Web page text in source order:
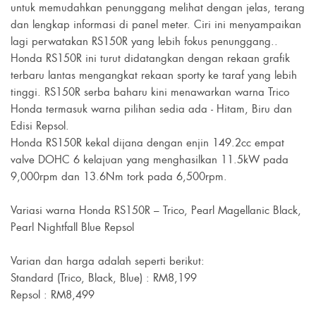
untuk memudahkan penunggang melihat dengan jelas, terang
dan lengkap informasi di panel meter. Ciri ini menyampaikan
lagi perwatakan RS150R yang lebih fokus penunggang..
Honda RS150R ini turut didatangkan dengan rekaan grafik
terbaru lantas mengangkat rekaan sporty ke taraf yang lebih
tinggi. RS150R serba baharu kini menawarkan warna Trico
Honda termasuk warna pilihan sedia ada - Hitam, Biru dan
Edisi Repsol.
Honda RS150R kekal dijana dengan enjin 149.2cc empat
valve DOHC 6 kelajuan yang menghasilkan 11.5kW pada
9,000rpm dan 13.6Nm tork pada 6,500rpm.
Variasi warna Honda RS150R – Trico, Pearl Magellanic Black,
Pearl Nightfall Blue Repsol
Varian dan harga adalah seperti berikut:
Standard (Trico, Black, Blue) : RM8,199
Repsol : RM8,499